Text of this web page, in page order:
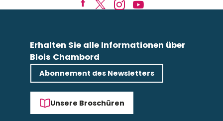
Erhalten Sie alle Informationen über
Blois Chambord
Abonnement des Newsletters
Unsere Broschüren